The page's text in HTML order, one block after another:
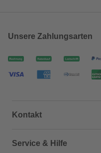
Unsere Zahlungsarten
Kontakt
Dein Kontakt zu uns
Service & Hilfe